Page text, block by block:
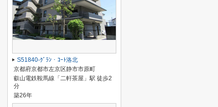
S51840-ｸﾞﾗﾝ・ｺｰﾄ洛北
京都府京都市左京区静市市原町
叡山電鉄鞍馬線「二軒茶屋」駅 徒歩2
分
築26年